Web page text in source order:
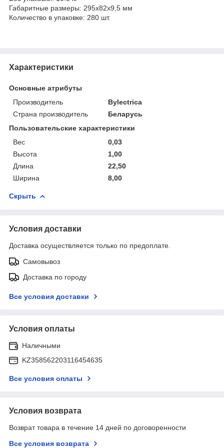
Габаритные размеры: 295x82x9,5 мм
Количество в упаковке: 280 шт.
Характеристики
Основные атрибуты
Производитель
Bylectrica
Страна производитель
Беларусь
Пользовательские характеристики
Вес
0,03
Высота
1,00
Длина
22,50
Ширина
8,00
Скрыть
Условия доставки
Доставка осуществляется только по предоплате.
Самовывоз
Доставка по городу
Все условия доставки
Условия оплаты
Наличными
KZ358562203116454635
Все условия оплаты
Условия возврата
Возврат товара в течение 14 дней по договоренности
Все условия возврата